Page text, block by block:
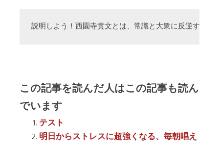
説明しよう！西園寺貴文とは、常識と大衆に反逆する
この記事を読んだ人はこの記事も読ん
でいます
テスト
明日からストレスに超強くなる、毎朝唱え